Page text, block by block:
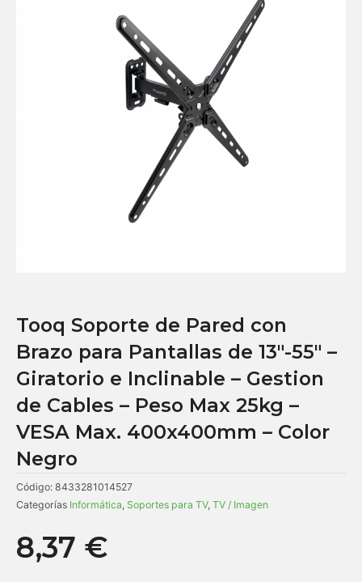
Tooq Soporte de Pared con
Brazo para Pantallas de 13″-55″ –
Giratorio e Inclinable – Gestion
de Cables – Peso Max 25kg –
VESA Max. 400x400mm – Color
Negro
Código: 8433281014527
Categorías Informática, Soportes para TV, TV / Imagen
8,37 €